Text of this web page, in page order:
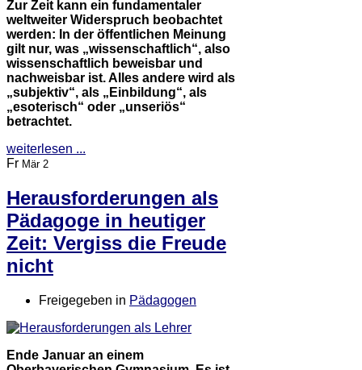
Zur Zeit kann ein fundamentaler
weltweiter Widerspruch beobachtet
werden: In der öffentlichen Meinung
gilt nur, was „wissenschaftlich“, also
wissenschaftlich beweisbar und
nachweisbar ist. Alles andere wird als
„subjektiv“, als „Einbildung“, als
„esoterisch“ oder „unseriös“
betrachtet.
weiterlesen ...
Fr Mär 2
Herausforderungen als
Pädagoge in heutiger
Zeit: Vergiss die Freude
nicht
Freigegeben in Pädagogen
Ende Januar an einem